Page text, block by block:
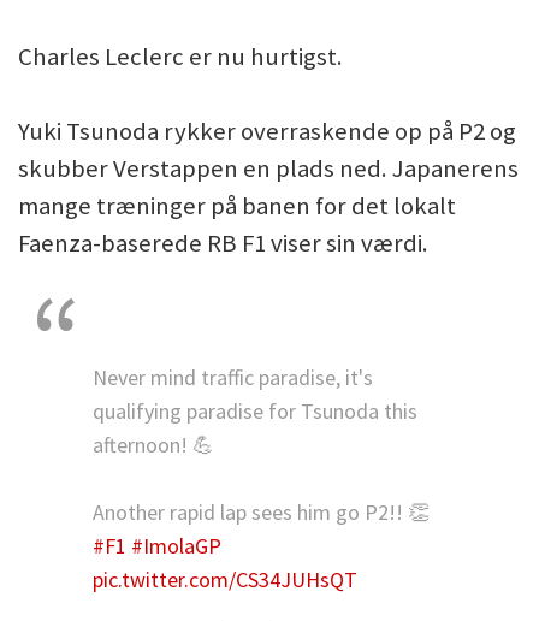
Charles Leclerc er nu hurtigst.
Yuki Tsunoda rykker overraskende op på P2 og
skubber Verstappen en plads ned. Japanerens
mange træninger på banen for det lokalt
Faenza-baserede RB F1 viser sin værdi.
Never mind traffic paradise, it's
qualifying paradise for Tsunoda this
afternoon! 💪
Another rapid lap sees him go P2!! 👏
#F1 #ImolaGP
pic.twitter.com/CS34JUHsQT